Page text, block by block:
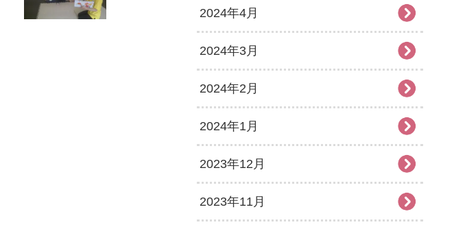
2024年4月
2024年3月
2024年2月
2024年1月
2023年12月
2023年11月